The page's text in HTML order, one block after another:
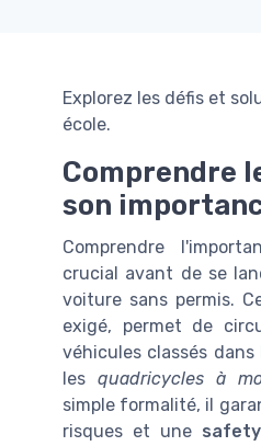
Explorez les défis et
école.
Comprendre
son
Comprendre
crucial avant de se
voiture sans permis.
exigé, permet de
véhicules classés dans
les quadricycles à
simple formalité, il
risques et une